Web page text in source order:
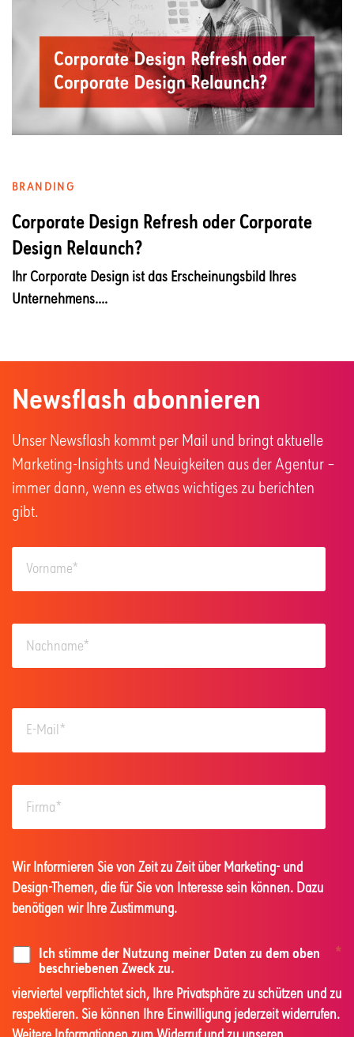
BRANDING
Corporate Design Refresh oder Corporate
Design Relaunch?
Ihr Corporate Design ist das Erscheinungsbild Ihres
Unternehmens....
Newsflash abonnieren
Unser Newsflash kommt per Mail und bringt aktuelle
Marketing-Insights und Neuigkeiten aus der Agentur –
immer dann, wenn es etwas wichtiges zu berichten
gibt.
Wir Informieren Sie von Zeit zu Zeit über Marketing- und
Design-Themen, die für Sie von Interesse sein können. Dazu
benötigen wir Ihre Zustimmung.
Ich stimme der Nutzung meiner Daten zu dem oben
beschriebenen Zweck zu.
*
vierviertel verpflichtet sich, Ihre Privatsphäre zu schützen und zu
respektieren. Sie können Ihre Einwilligung jederzeit widerrufen.